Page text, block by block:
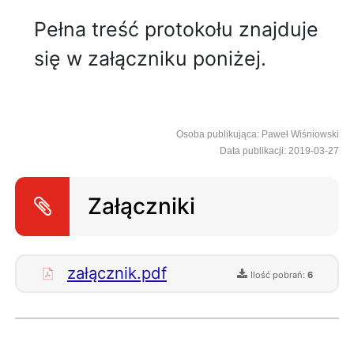
Pełna treść protokołu znajduje
się w załączniku poniżej.
Osoba publikująca: Paweł Wiśniowski
Data publikacji: 2019-03-27
Załączniki
załącznik.pdf Ilość pobrań: 6